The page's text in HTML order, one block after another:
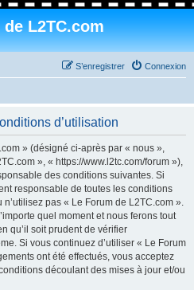
L2TC.com
Connexion
S’enregistrer
d’utilisation
» (désigné ci-après par « nous »,
», « https://www.l2tc.com/forum »),
des conditions suivantes. Si
responsable de toutes les conditions
pas « Le Forum de L2TC.com ».
quel moment et nous ferons tout
qu’il soit prudent de vérifier
Si vous continuez d’utiliser « Le Forum
ont été effectués, vous acceptez
découlant des mises à jour et/ou